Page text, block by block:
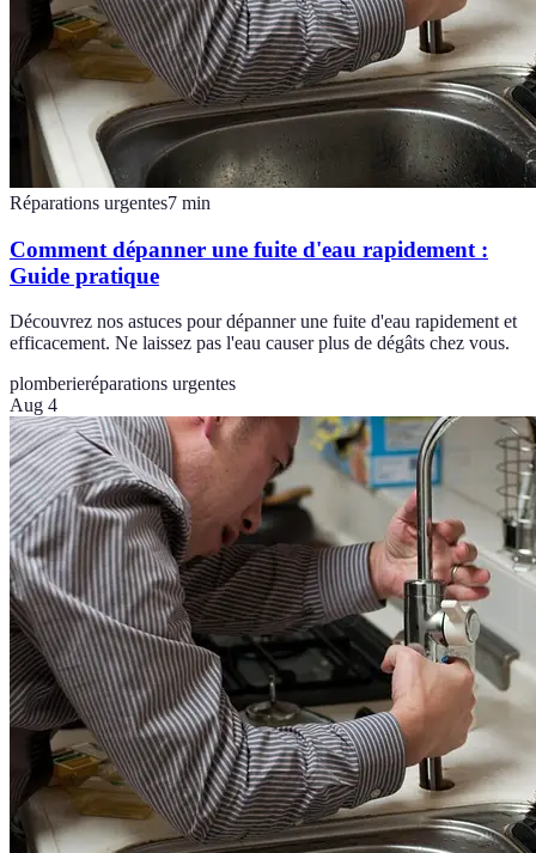
Réparations urgentes7 min
Comment dépanner une fuite d'eau rapidement :
Guide pratique
Découvrez nos astuces pour dépanner une fuite d'eau rapidement et
efficacement. Ne laissez pas l'eau causer plus de dégâts chez vous.
plomberieréparations urgentes
Aug 4